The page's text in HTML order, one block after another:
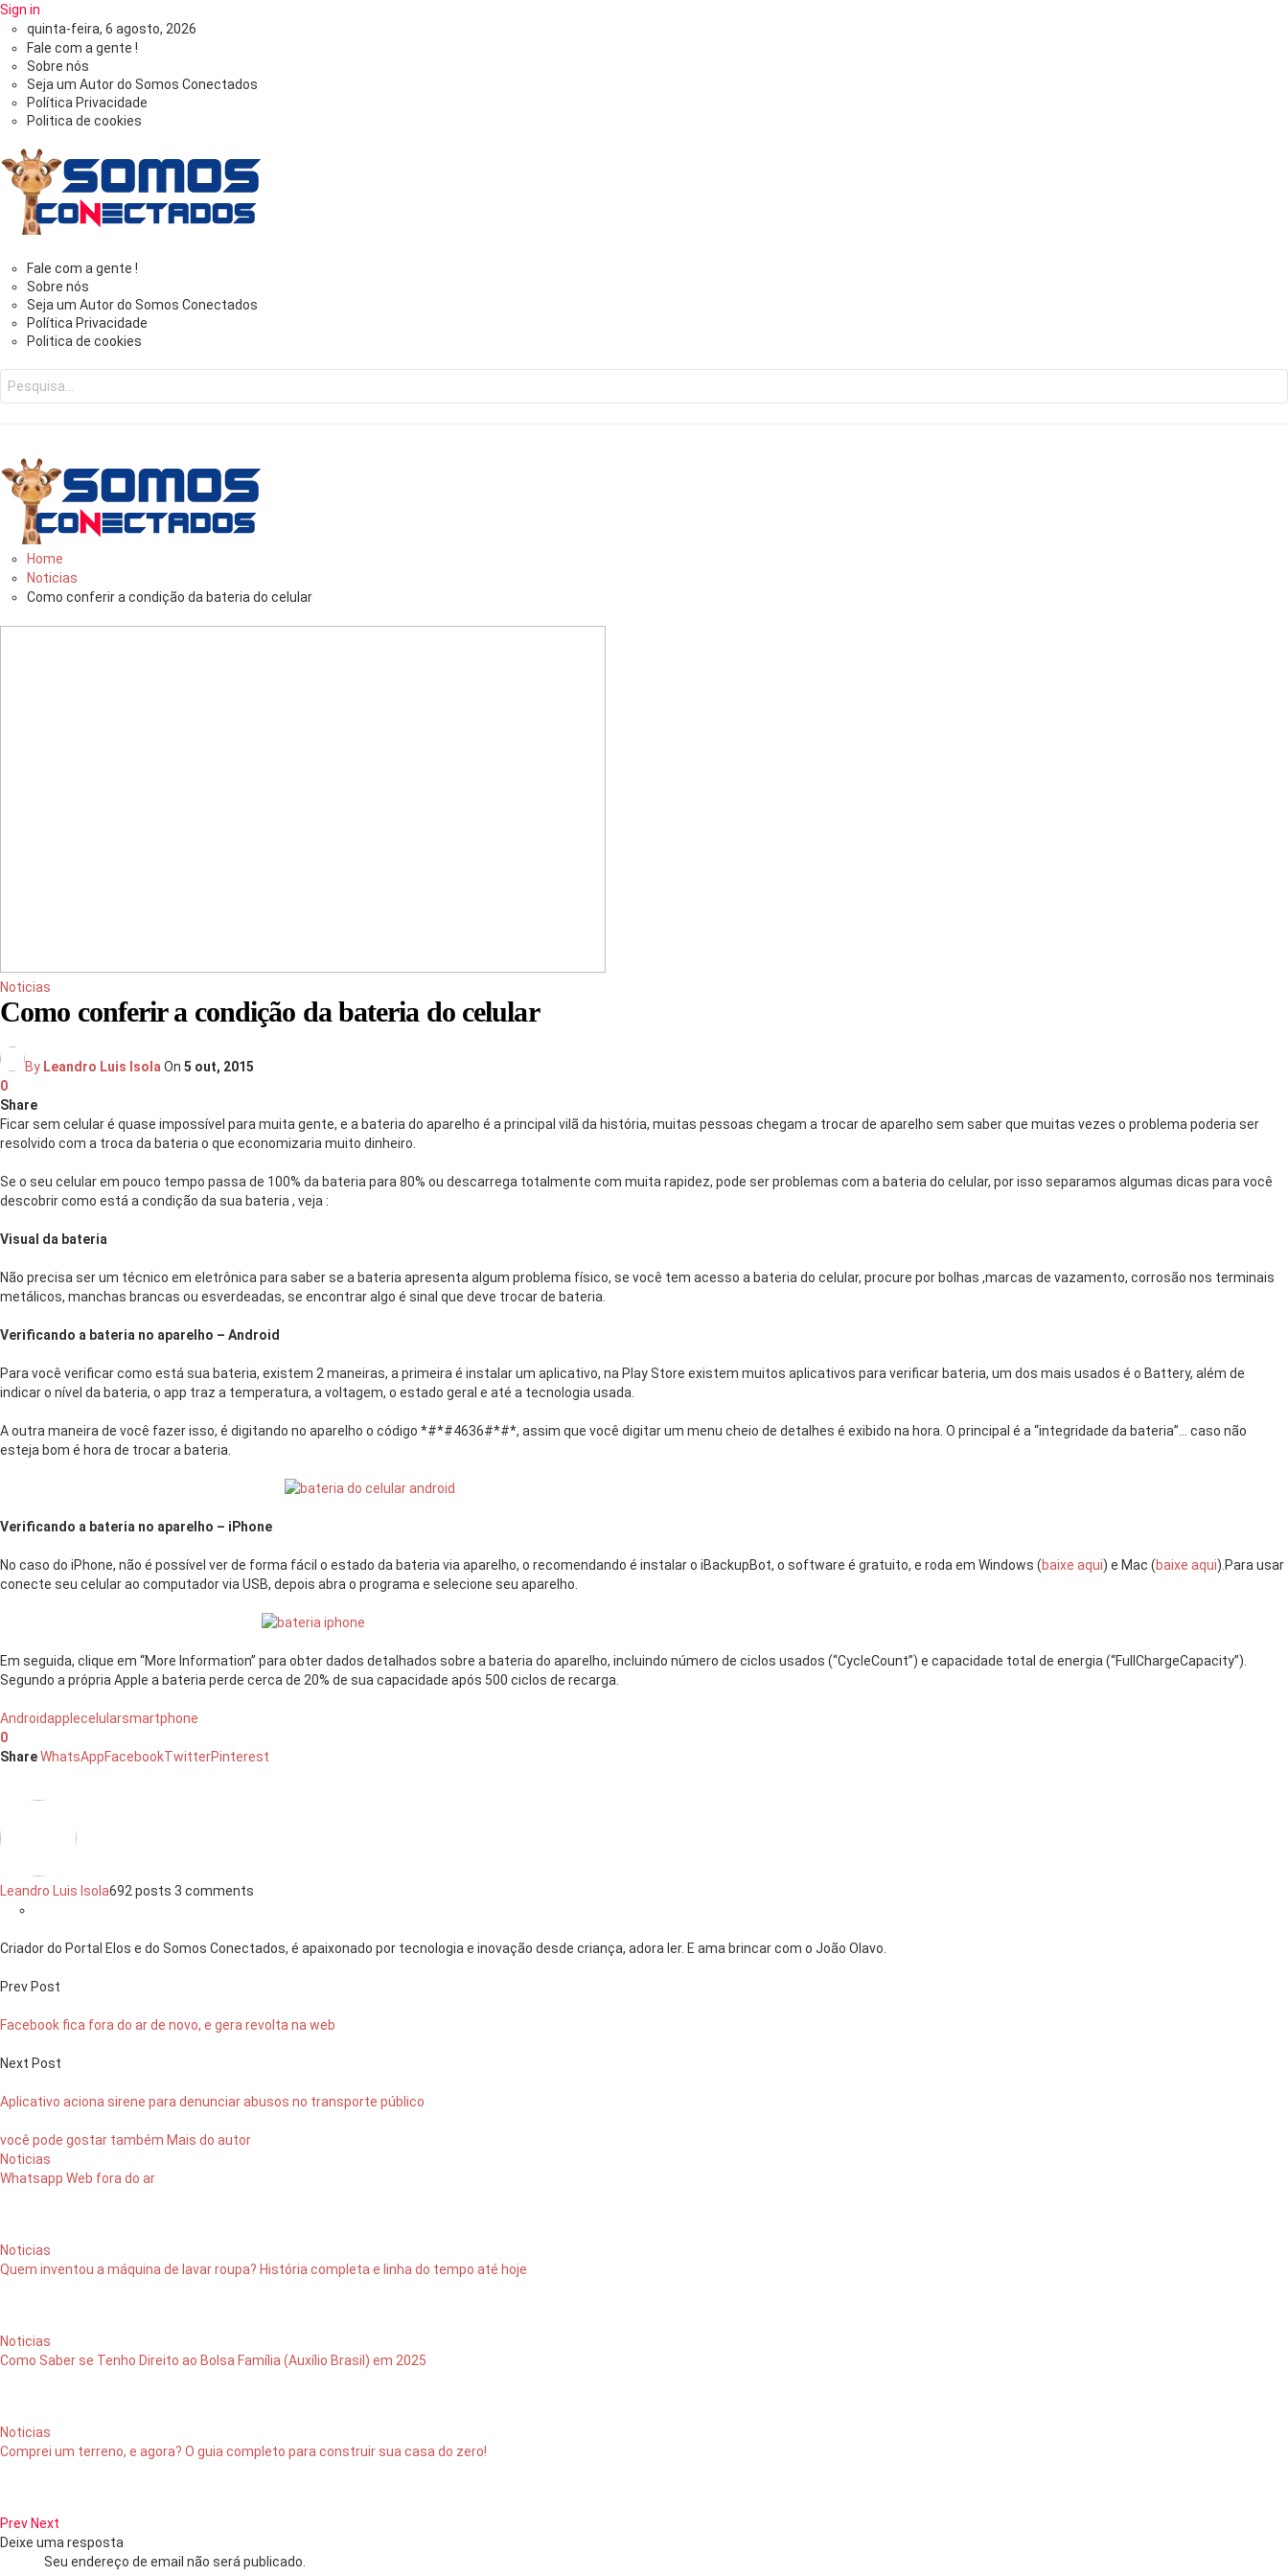
Sign in
quinta-feira, 6 agosto, 2026
Fale com a gente !
Sobre nós
Seja um Autor do Somos Conectados
Política Privacidade
Politica de cookies
Somos
Conectados
-
bem
informado
Fale com a gente !
Sobre nós
Seja um Autor do Somos Conectados
Política Privacidade
Politica de cookies
Home
Noticias
Como conferir a condição da bateria do celular
Noticias
Como conferir a condição da bateria do celular
By Leandro Luis Isola On 5 out, 2015
0
Share
Ficar sem celular é quase impossível para muita gente, e a bateria do aparelho é a principal vilã da história, muitas pessoas chegam a trocar de aparelho sem saber que muitas vezes o problema poderia ser
resolvido com a troca da bateria o que economizaria muito dinheiro.
Se o seu celular em pouco tempo passa de 100% da bateria para 80% ou descarrega totalmente com muita rapidez, pode ser problemas com a bateria do celular, por isso separamos algumas dicas para você
descobrir como está a condição da sua bateria , veja :
Visual da bateria
Não precisa ser um técnico em eletrônica para saber se a bateria apresenta algum problema físico, se você tem acesso a bateria do celular, procure por bolhas ,marcas de vazamento, corrosão nos terminais
metálicos, manchas brancas ou esverdeadas, se encontrar algo é sinal que deve trocar de bateria.
Verificando a bateria no aparelho – Android
Para você verificar como está sua bateria, existem 2 maneiras, a primeira é instalar um aplicativo, na Play Store existem muitos aplicativos para verificar bateria, um dos mais usados é o Battery, além de
indicar o nível da bateria, o app traz a temperatura, a voltagem, o estado geral e até a tecnologia usada.
A outra maneira de você fazer isso, é digitando no aparelho o código *#*#4636#*#*, assim que você digitar um menu cheio de detalhes é exibido na hora. O principal é a “integridade da bateria”… caso não
esteja bom é hora de trocar a bateria.
Verificando a bateria no aparelho – iPhone
No caso do iPhone, não é possível ver de forma fácil o estado da bateria via aparelho, o recomendando é instalar o iBackupBot, o software é gratuito, e roda em Windows (baixe aqui) e Mac (baixe aqui).Para usar
conecte seu celular ao computador via USB, depois abra o programa e selecione seu aparelho.
Em seguida, clique em “More Information” para obter dados detalhados sobre a bateria do aparelho, incluindo número de ciclos usados (“CycleCount”) e capacidade total de energia (“FullChargeCapacity”).
Segundo a própria Apple a bateria perde cerca de 20% de sua capacidade após 500 ciclos de recarga.
Androidapplecelularsmartphone
0
ShareWhatsAppFacebookTwitterPinterest
Leandro Luis Isola692 posts 3 comments
Criador do Portal Elos e do Somos Conectados, é apaixonado por tecnologia e inovação desde criança, adora ler. E ama brincar com o João Olavo.
Prev Post
Facebook fica fora do ar de novo, e gera revolta na web
Next Post
Aplicativo aciona sirene para denunciar abusos no transporte público
você pode gostar também Mais do autor
Noticias
Whatsapp Web fora do ar
Noticias
Quem inventou a máquina de lavar roupa? História completa e linha do tempo até hoje
Noticias
Como Saber se Tenho Direito ao Bolsa Família (Auxílio Brasil) em 2025
Noticias
Comprei um terreno, e agora? O guia completo para construir sua casa do zero!
Prev Next
Deixe uma resposta
Seu endereço de email não será publicado.